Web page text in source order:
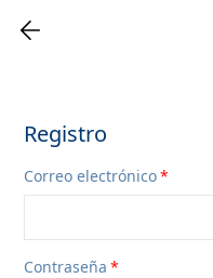
Registro
Correo electrónico
Contraseña